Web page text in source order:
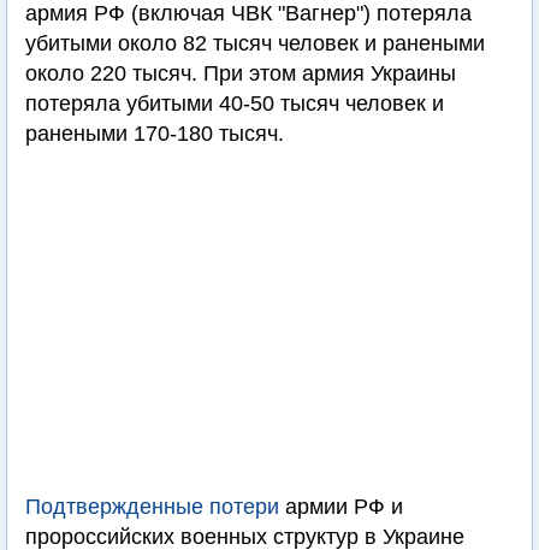
армия РФ (включая ЧВК "Вагнер") потеряла
убитыми около 82 тысяч человек и ранеными
около 220 тысяч. При этом армия Украины
потеряла убитыми 40-50 тысяч человек и
ранеными 170-180 тысяч.
Подтвержденные потери армии РФ и
пророссийских военных структур в Украине